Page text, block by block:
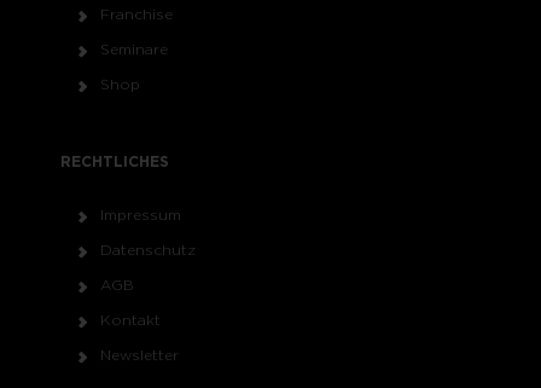
Franchise
Seminare
Shop
RECHTLICHES
Impressum
Datenschutz
AGB
Kontakt
Newsletter